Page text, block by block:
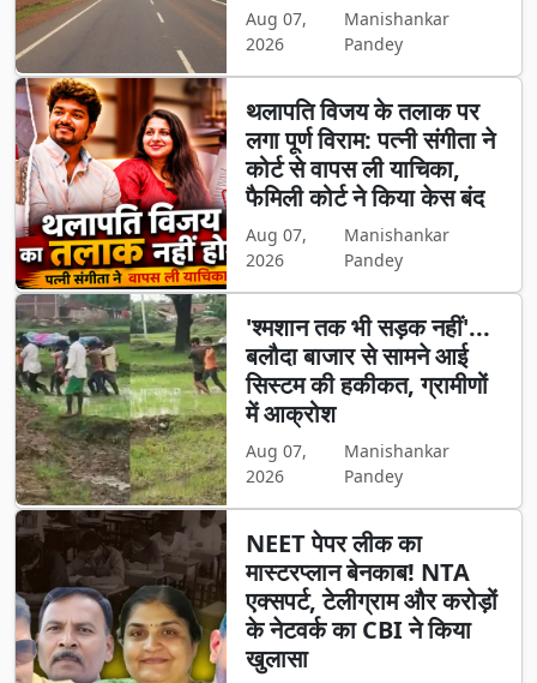
Aug 07,
2026
Manishankar
Pandey
थलापति विजय के तलाक पर
लगा पूर्ण विराम: पत्नी संगीता ने
कोर्ट से वापस ली याचिका,
फैमिली कोर्ट ने किया केस बंद
Aug 07,
2026
Manishankar
Pandey
'श्मशान तक भी सड़क नहीं'...
बलौदा बाजार से सामने आई
सिस्टम की हकीकत, ग्रामीणों
में आक्रोश
Aug 07,
2026
Manishankar
Pandey
NEET पेपर लीक का
मास्टरप्लान बेनकाब! NTA
एक्सपर्ट, टेलीग्राम और करोड़ों
के नेटवर्क का CBI ने किया
खुलासा